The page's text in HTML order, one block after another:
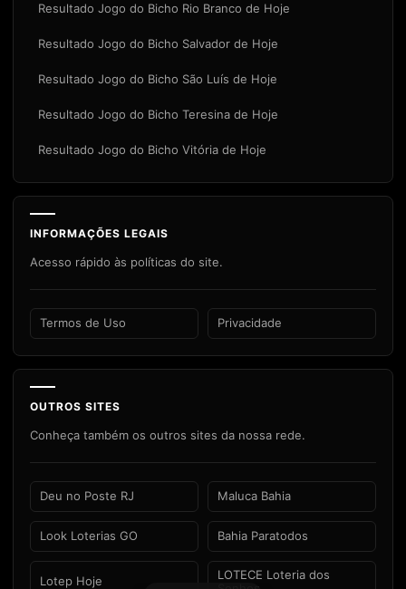
Resultado Jogo do Bicho Rio Branco de Hoje
Resultado Jogo do Bicho Salvador de Hoje
Resultado Jogo do Bicho São Luís de Hoje
Resultado Jogo do Bicho Teresina de Hoje
Resultado Jogo do Bicho Vitória de Hoje
INFORMAÇÕES LEGAIS
Acesso rápido às políticas do site.
Termos de Uso Privacidade
OUTROS SITES
Conheça também os outros sites da nossa rede.
Deu no Poste RJ Maluca Bahia
Look Loterias GO Bahia Paratodos
Lotep Hoje
LOTECE Loteria dos